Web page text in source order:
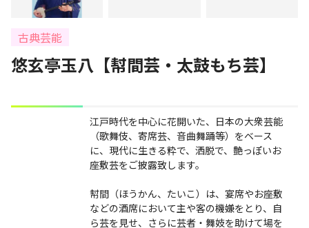
古典芸能
悠玄亭玉八【幇間芸・太鼓もち芸】
江戸時代を中心に花開いた、日本の大衆芸能
（歌舞伎、寄席芸、音曲舞踊等）をベース
に、現代に生きる粋で、洒脱で、艶っぽいお
座敷芸をご披露致します。
幇間（ほうかん、たいこ）は、宴席やお座敷
などの酒席において主や客の機嫌をとり、自
ら芸を見せ、さらに芸者・舞妓を助けて場を